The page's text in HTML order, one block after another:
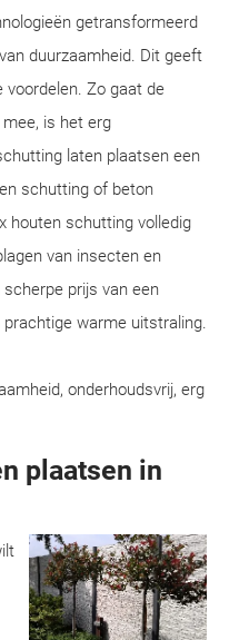
getransformeerd
duurzaamheid. Dit geeft
Zo gaat de
is het erg
laten plaatsen een
schutting of beton
houten schutting volledig
van insecten en
prijs van een
warme uitstraling.
onderhoudsvrij, erg
plaatsen in